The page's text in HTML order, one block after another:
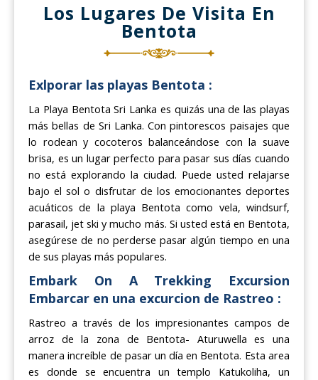
Los Lugares De Visita En
Bentota
Exlporar las playas Bentota :
La Playa Bentota Sri Lanka es quizás una de las playas
más bellas de Sri Lanka. Con pintorescos paisajes que
lo rodean y cocoteros balanceándose con la suave
brisa, es un lugar perfecto para pasar sus días cuando
no está explorando la ciudad. Puede usted relajarse
bajo el sol o disfrutar de los emocionantes deportes
acuáticos de la playa Bentota como vela, windsurf,
parasail, jet ski y mucho más. Si usted está en Bentota,
asegúrese de no perderse pasar algún tiempo en una
de sus playas más populares.
Embark On A Trekking Excursion
Embarcar en una excurcion de Rastreo :
Rastreo a través de los impresionantes campos de
arroz de la zona de Bentota- Aturuwella es una
manera increíble de pasar un día en Bentota. Esta area
es donde se encuentra un templo Katukoliha, un